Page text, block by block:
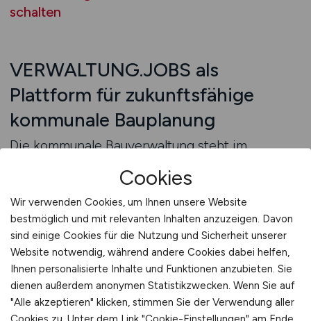
schalten
VERWALTUNG.JOBS als
Plattform für zukunftsfähige
kommunale Bauplanung
Die kommunale Bauverwaltung steht im
Stadtentwicklung, Bürgerbeteiligung und
wachsendem Investitionsdruck.
VERWALTUNG.JOBS macht sichtbar, wie Sie
diese Herausforderungen professionell
meistern: Welche digitalen Werkzeuge und
Systeme nutzen Sie? Wie fördern Sie die
interdisziplinäre Zusammenarbeit? Welche
Rolle spielt der Klimaschutz bei Ihren
Cookies
Wir verwenden Cookies, um Ihnen unsere Website
bestmöglich und mit relevanten Inhalten anzuzeigen. Davon
sind einige Cookies für die Nutzung und Sicherheit unserer
Website notwendig, während andere Cookies dabei helfen,
Ihnen personalisierte Inhalte und Funktionen anzubieten. Sie
dienen außerdem anonymen Statistikzwecken. Wenn Sie auf
"Alle akzeptieren" klicken, stimmen Sie der Verwendung aller